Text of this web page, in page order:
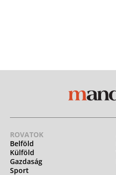
ROVATOK
Belföld
Külföld
Gazdaság
Sport